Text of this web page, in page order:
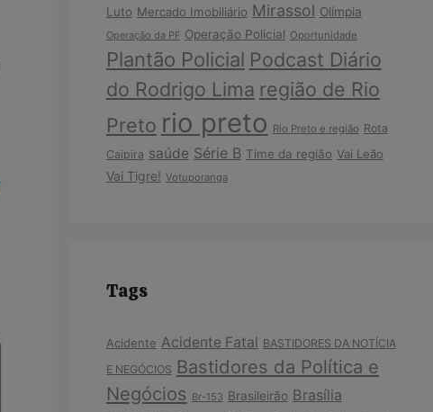
Luto Mercado Imobiliário Mirassol Olímpia
Operação da PF Operação Policial Oportunidade
Plantão Policial Podcast Diário
do Rodrigo Lima região de Rio
Preto rio preto Rio Preto e região Rota
Caipira saúde Série B Time da região Vai Leão
Vai Tigre! Votuporanga
Tags
Acidente Acidente Fatal BASTIDORES DA NOTÍCIA
E NEGÓCIOS Bastidores da Política e
Negócios Br-153 Brasileirão Brasília